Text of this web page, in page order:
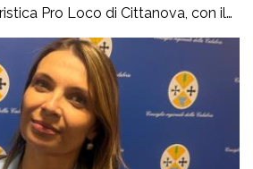
Pro Loco di Cittanova, con il
del Comune.Il concerto, in
agosto in piazza Tommaso
uno degli appuntamenti clou
da venticinque edizioni unisce
e musica […]